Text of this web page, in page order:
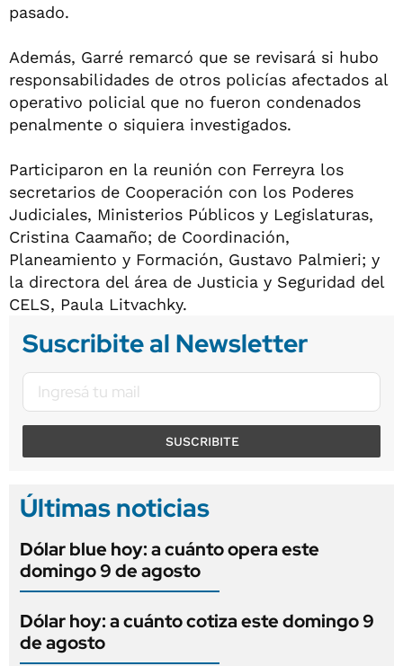
pasado.
Además, Garré remarcó que se revisará si hubo
responsabilidades de otros policías afectados al
operativo policial que no fueron condenados
penalmente o siquiera investigados.
Participaron en la reunión con Ferreyra los
secretarios de Cooperación con los Poderes
Judiciales, Ministerios Públicos y Legislaturas,
Cristina Caamaño; de Coordinación,
Planeamiento y Formación, Gustavo Palmieri; y
la directora del área de Justicia y Seguridad del
CELS, Paula Litvachky.
Suscribite al Newsletter
SUSCRIBITE
Últimas noticias
Dólar blue hoy: a cuánto opera este
domingo 9 de agosto
Dólar hoy: a cuánto cotiza este domingo 9
de agosto